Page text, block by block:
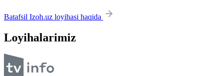
Batafsil Izoh.uz loyihasi haqida
Loyihalarimiz